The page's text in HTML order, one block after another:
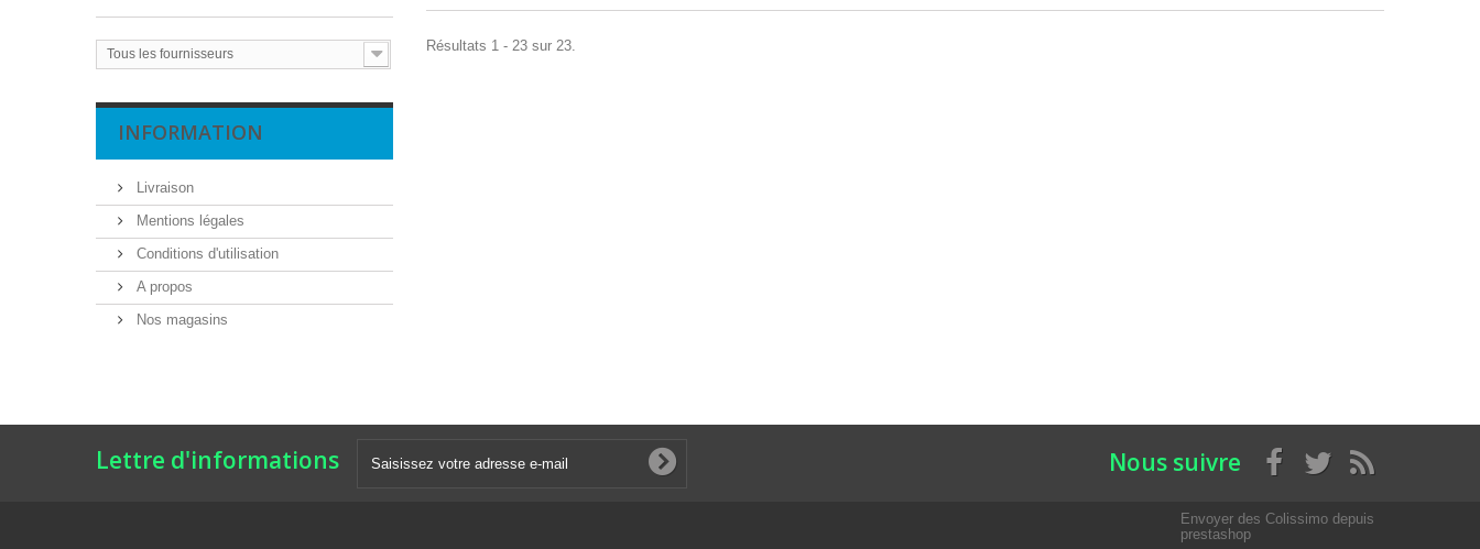
Tous les fournisseurs
INFORMATION
Livraison
Mentions légales
Conditions d'utilisation
A propos
Nos magasins
Résultats 1 - 23 sur 23.
Lettre d'informations Nous suivre
Envoyer des Colissimo depuis
prestashop